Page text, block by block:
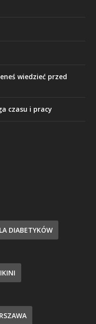
wiedzieć przed
czasu i pracy
DIABETYKÓW